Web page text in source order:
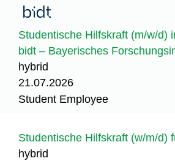
Studentische Hilfskraft (m/w/d)
bidt – Bayerisches
hybrid
21.07.2026
Student Employee
Studentische Hilfskraft (w/m/d)
hybrid